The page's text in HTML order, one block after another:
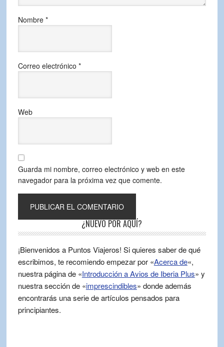
Nombre *
Correo electrónico *
Web
Guarda mi nombre, correo electrónico y web en este
navegador para la próxima vez que comente.
¿NUEVO POR AQUÍ?
¡Bienvenidos a Puntos Viajeros! Si quieres saber de qué
escribimos, te recomiendo empezar por «Acerca de«,
nuestra página de «Introducción a Avios de Iberia Plus» y
nuestra sección de «imprescindibles» donde además
encontrarás una serie de artículos pensados para
principiantes.